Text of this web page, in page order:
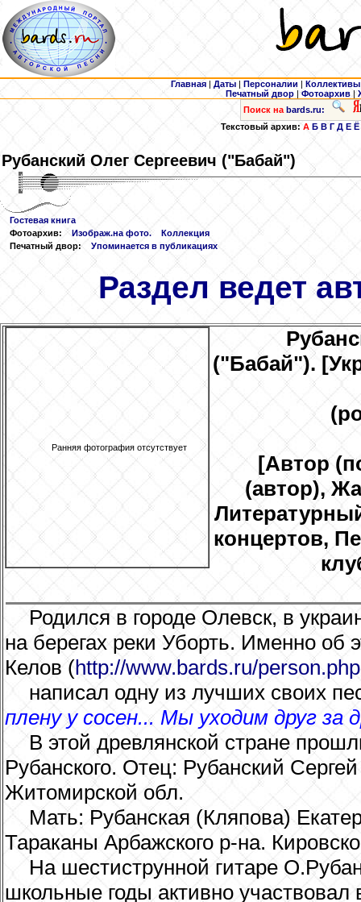
Главная | Даты | Персоналии | Коллективы
Печатный двор |Фотоархив |
Поиск на bards.ru:
Текстовый архив:А Б В Г Д Е Ё
Рубанский Олег Сергеевич ("Бабай")
Гостевая книга
Фотоархив:
Изображ.на фото.
Коллекция
Печатный двор:
Упоминается в публикациях
Раздел ведет
Ранняя фотография отсутствует
("Бабай").
[Автор
(автор),
концертов,
Родился в городе Олевск, в
на берегах реки Уборть. Именно об
Келов (http://www.bards.ru/
написал одну из лучших своих
плену у сосен... Мы уходим друг за
В этой древлянской стране
Рубанского. Отец: Рубанский
Житомирской обл.
Мать: Рубанская (Кляпова)
Тараканы Арбажского р-на.
На шестиструнной гитаре
школьные годы активно